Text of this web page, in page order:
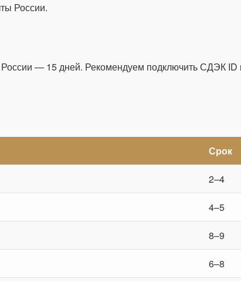
России.
— 15 дней. Рекомендуем подключить СДЭК ID
Срок
2–4
4–5
8–9
6–8